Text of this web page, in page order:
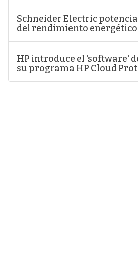
Schneider Electric
del rendimiento energético
HP introduce el 'software'
su programa HP Cloud